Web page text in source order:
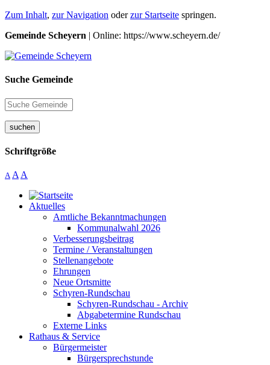
Zum Inhalt, zur Navigation oderzur Startseite springen.
Gemeinde Scheyern | Online: https://www.scheyern.de/
Suche Gemeinde
suchen
Schriftgröße
A A A
Aktuelles
Amtliche Bekanntmachungen
Kommunalwahl 2026
Verbesserungsbeitrag
Termine / Veranstaltungen
Stellenangebote
Ehrungen
Neue Ortsmitte
Schyren-Rundschau
Schyren-Rundschau - Archiv
Abgabetermine Rundschau
Externe Links
Rathaus & Service
Bürgermeister
Bürgersprechstunde